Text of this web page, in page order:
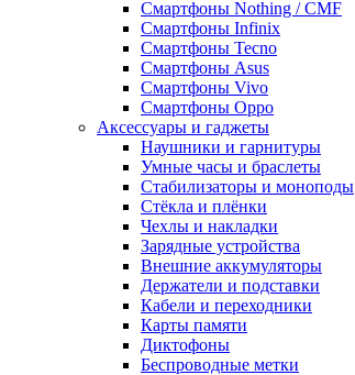
Смартфоны Nothing / CMF
Смартфоны Infinix
Смартфоны Tecno
Смартфоны Asus
Смартфоны Vivo
Смартфоны Oppo
Аксессуары и гаджеты
Наушники и гарнитуры
Умные часы и браслеты
Стабилизаторы и моноподы
Стёкла и плёнки
Чехлы и накладки
Зарядные устройства
Внешние аккумуляторы
Держатели и подставки
Кабели и переходники
Карты памяти
Диктофоны
Беспроводные метки